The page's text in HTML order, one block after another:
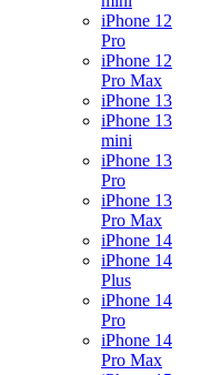
iPhone 12
Pro
iPhone 12
Pro Max
iPhone 13
iPhone 13
mini
iPhone 13
Pro
iPhone 13
Pro Max
iPhone 14
iPhone 14
Plus
iPhone 14
Pro
iPhone 14
Pro Max